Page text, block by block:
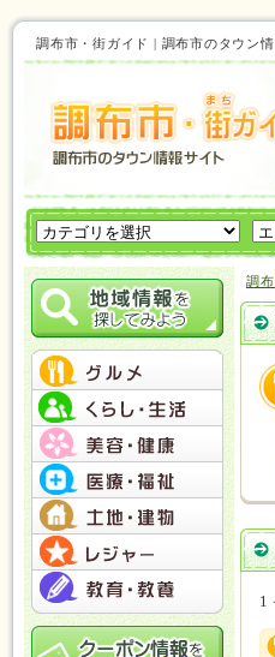
調布市・街ガイド | 調布市のタウン
調
1